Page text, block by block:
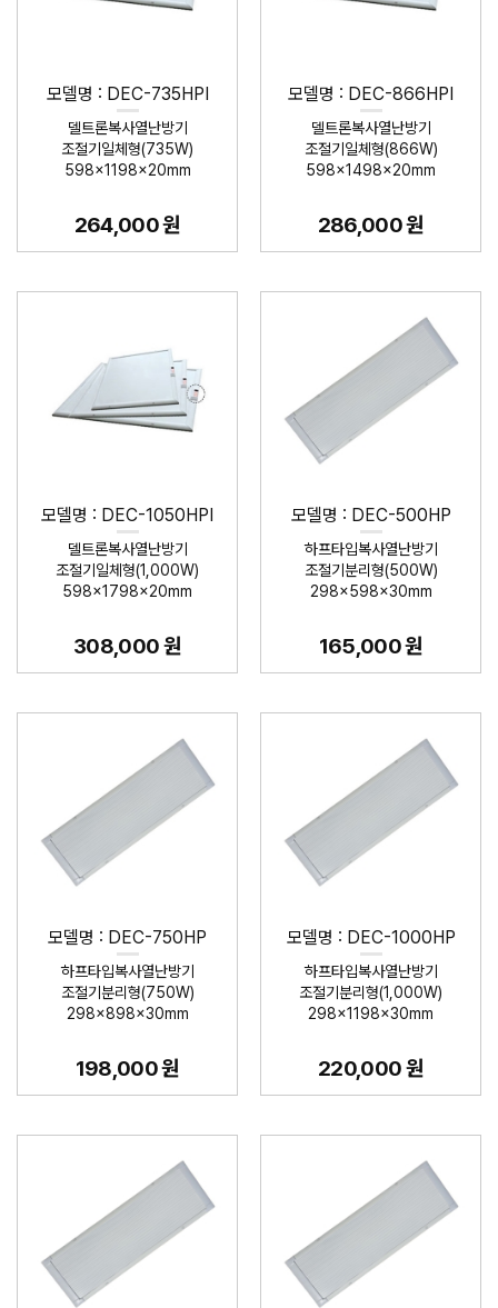
모델명 : DEC-735HPI
델트론복사열난방기
조절기일체형(735W)
598×1198×20mm
264,000 원
모델명 : DEC-866HPI
델트론복사열난방기
조절기일체형(866W)
598×1498×20mm
286,000 원
모델명 : DEC-1050HPI
델트론복사열난방기
조절기일체형(1,000W)
598×1798×20mm
308,000 원
모델명 : DEC-500HP
하프타입복사열난방기
조절기분리형(500W)
298×598×30mm
165,000 원
모델명 : DEC-750HP
하프타입복사열난방기
조절기분리형(750W)
298×898×30mm
198,000 원
모델명 : DEC-1000HP
하프타입복사열난방기
조절기분리형(1,000W)
298×1198×30mm
220,000 원